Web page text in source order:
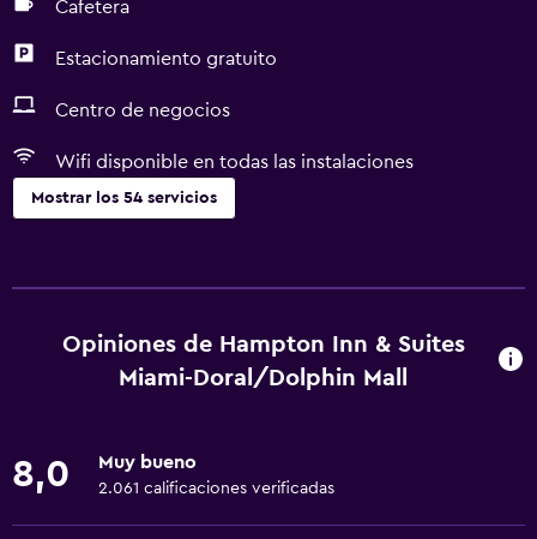
Cafetera
Estacionamiento gratuito
Centro de negocios
Wifi disponible en todas las instalaciones
Mostrar los 54 servicios
Cajero automático/banco
Centro de negocios
Check-out exprés
Check-in/check-out privado
Opiniones de Hampton Inn & Suites
Miami-Doral/Dolphin Mall
8,0 Muy bueno
2.061 calificaciones verificadas